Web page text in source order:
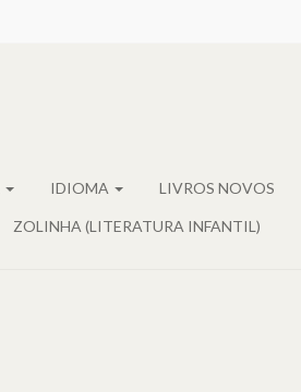
IDIOMA LIVROS NOVOS
ZOLINHA (LITERATURA INFANTIL)